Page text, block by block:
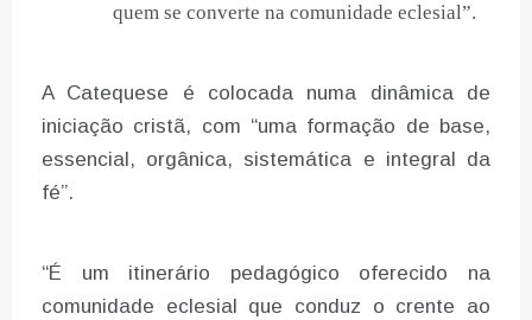
quem se converte na comunidade eclesial”.
A Catequese é colocada numa dinâmica de
iniciação cristã, com “uma formação de base,
essencial, orgânica, sistemática e integral da
fé”.
“É um itinerário pedagógico oferecido na
comunidade eclesial que conduz o crente ao